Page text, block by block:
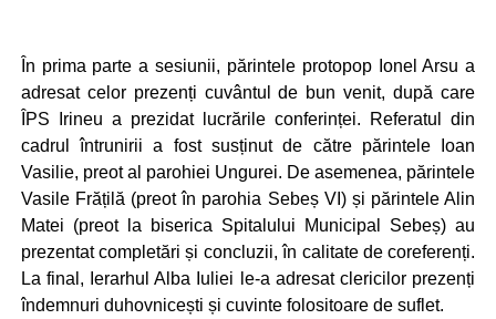
În prima parte a sesiunii, părintele protopop Ionel Arsu a
adresat celor prezenți cuvântul de bun venit, după care
ÎPS Irineu a prezidat lucrările conferinței. Referatul din
cadrul întrunirii a fost susținut de către părintele Ioan
Vasilie, preot al parohiei Ungurei. De asemenea, părintele
Vasile Frățilă (preot în parohia Sebeș VI) și părintele Alin
Matei (preot la biserica Spitalului Municipal Sebeș) au
prezentat completări și concluzii, în calitate de coreferenți.
La final, Ierarhul Alba Iuliei le-a adresat clericilor prezenți
îndemnuri duhovnicești și cuvinte folositoare de suflet.